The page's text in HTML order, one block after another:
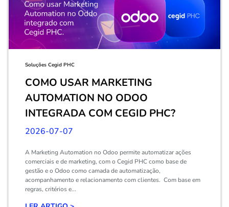
Soluções Cegid PHC
COMO USAR MARKETING
AUTOMATION NO ODOO
INTEGRADA COM CEGID PHC?
2026-07-07
A Marketing Automation no Odoo permite automatizar ações
comerciais e de marketing, com o Cegid PHC como base de
gestão e o Odoo como camada de automatização,
acompanhamento e relacionamento com clientes. Com base em
regras, critérios e...